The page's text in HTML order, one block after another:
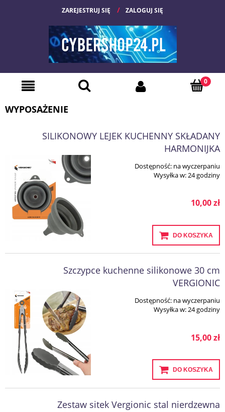
ZAREJESTRUJ SIĘ ZALOGUJ SIĘ
WYPOSAŻENIE
SILIKONOWY LEJEK KUCHENNY SKŁADANY
HARMONIJKA
Dostępność: na wyczerpaniu
Wysyłka w:24 godziny
10,00 zł
DO KOSZYKA
Szczypce kuchenne silikonowe 30 cm
VERGIONIC
Dostępność: na wyczerpaniu
Wysyłka w:24 godziny
15,00 zł
DO KOSZYKA
Zestaw sitek Vergionic stal nierdzewna